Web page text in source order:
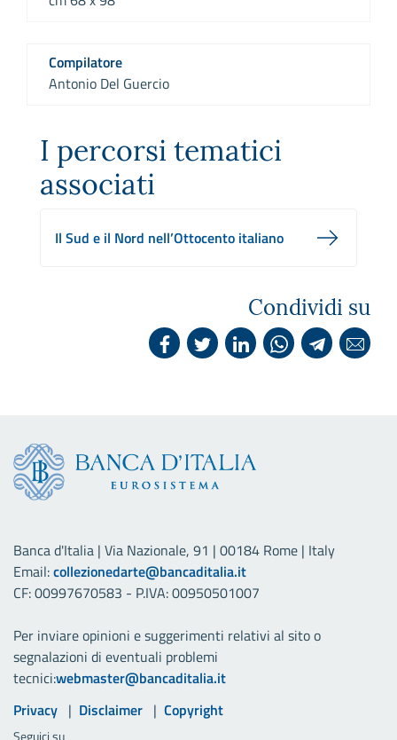
Compilatore
Antonio Del Guercio
I percorsi tematici
associati
Il Sud e il Nord nell’Ottocento italiano
Condividi su
Banca d'Italia | Via Nazionale, 91 | 00184 Rome | Italy
Email:collezionedarte@bancaditalia.it
CF: 00997670583 - P.IVA: 00950501007
Per inviare opinioni e suggerimenti relativi al sito o
segnalazioni di eventuali problemi
tecnici:webmaster@bancaditalia.it
Link utili
Privacy Disclaimer Copyright